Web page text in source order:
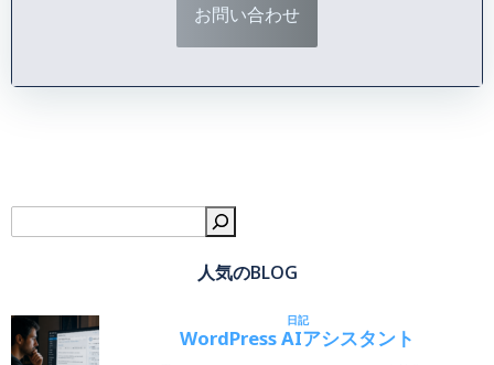
お問い合わせ
人気のBLOG